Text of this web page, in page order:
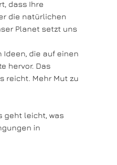
dass Ihre
die natürlichen
Planet setzt uns
Ideen, die auf einen
hervor. Das
reicht. Mehr Mut zu
geht leicht, was
in